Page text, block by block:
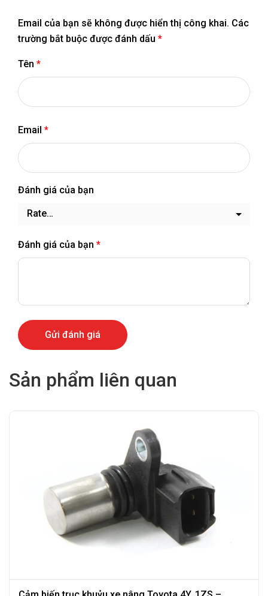
Email của bạn sẽ không được hiển thị công khai. Các
trường bắt buộc được đánh dấu *
Tên *
Email *
Đánh giá của bạn
Đánh giá của bạn *
Sản phẩm liên quan